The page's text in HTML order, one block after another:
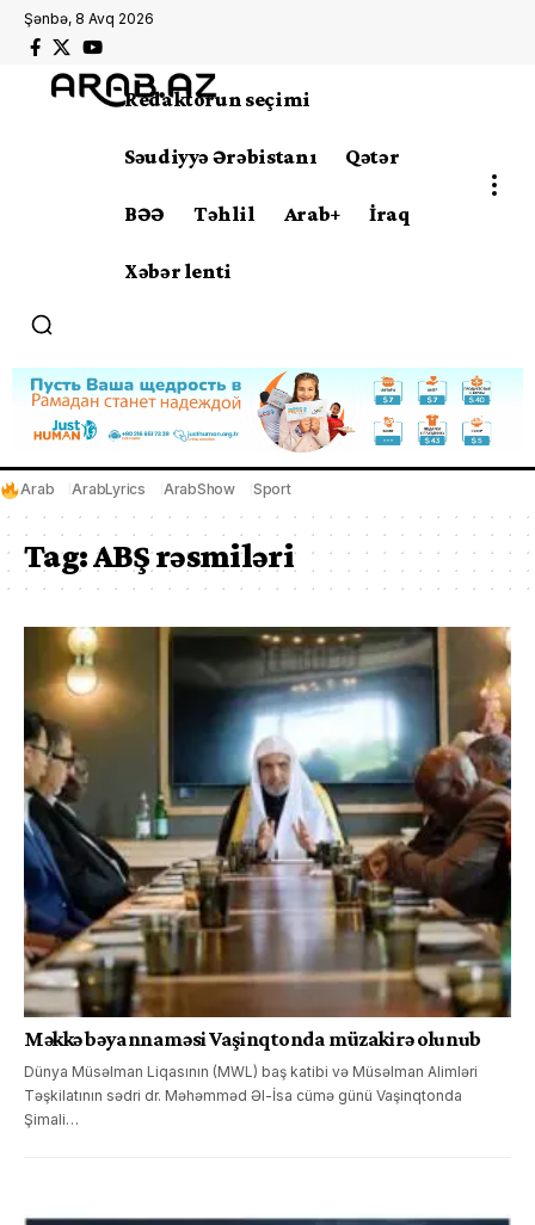
Şənbə, 8 Avq 2026
Redaktorun seçimi
Səudiyyə Ərəbistanı Qətər
BƏƏ Təhlil Arab+ İraq
Xəbər lenti
Arab ArabLyrics ArabShow Sport
Tag:ABŞ rəsmiləri
Məkkə bəyannaməsi Vaşinqtonda müzakirə olunub
Dünya Müsəlman Liqasının (MWL) baş katibi və Müsəlman Alimləri
Təşkilatının sədri dr. Məhəmməd Əl-İsa cümə günü Vaşinqtonda
Şimali…